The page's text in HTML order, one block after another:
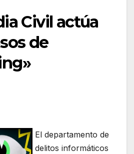
Civil actúa
de
El departamento de
delitos informáticos